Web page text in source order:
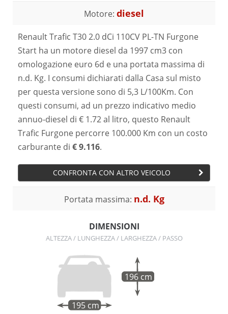
Motore: diesel
Renault Trafic T30 2.0 dCi 110CV PL-TN Furgone
Start ha un motore diesel da 1997 cm3 con
omologazione euro 6d e una portata massima di
n.d. Kg. I consumi dichiarati dalla Casa sul misto
per questa versione sono di 5,3 L/100Km. Con
questi consumi, ad un prezzo indicativo medio
annuo-diesel di € 1.72 al litro, questo Renault
Trafic Furgone percorre 100.000 Km con un costo
carburante di € 9.116.
CONFRONTA CON ALTRO VEICOLO
Portata massima: n.d. Kg
DIMENSIONI
ALTEZZA / LUNGHEZZA / LARGHEZZA / PASSO
195 cm
196 cm